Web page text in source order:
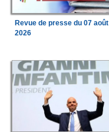
Revue de presse du 07 août
2026